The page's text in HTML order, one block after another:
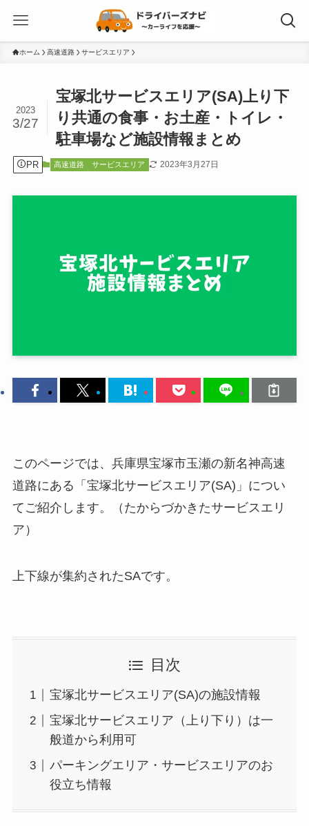
ホーム 高速道路 サービスエリア
宝塚北サービスエリア(SA)上り下
り共通の食事・お土産・トイレ・
駐車場など施設情報まとめ
2023
3/27
PR 高速道路 サービスエリア 2023年3月27日
このページでは、兵庫県宝塚市玉瀬の新名神高速
道路にある「宝塚北サービスエリア(SA)」につい
てご紹介します。（たからづかきたサービスエリ
ア）
上下線が集約されたSAです。
目次
宝塚北サービスエリア(SA)の施設情報
宝塚北サービスエリア（上り下り）は一
般道から利用可
パーキングエリア・サービスエリアのお
役立ち情報